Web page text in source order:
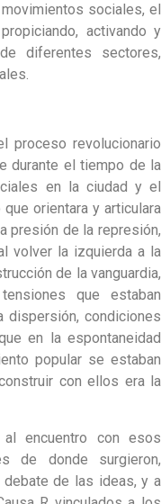
sociales, el
activando y
diferentes sectores,
proceso revolucionario
durante el tiempo de la
en la ciudad y el
orientara y articulara
presión de la represión,
volver la izquierda a la
de la vanguardia,
que estaban
dispersión, condiciones
en la espontaneidad
popular se estaban
con ellos era la
encuentro con esos
de donde surgieron,
de las ideas, y a